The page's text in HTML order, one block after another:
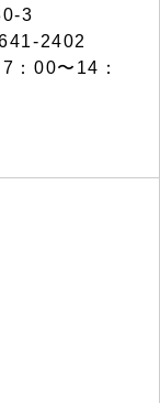
3
2402
00〜14：